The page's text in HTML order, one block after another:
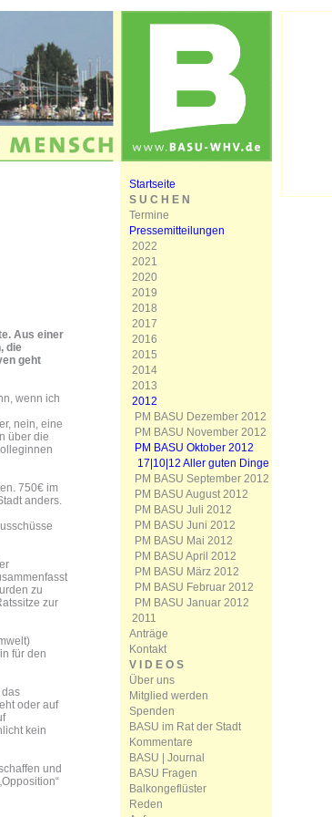
Aus einer
die
geht
wenn ich
nein, eine
über die
750€ im
anders.
zu
zur
für den
das
oder auf
kein
und
Startseite
S U C H E N
Termine
Pressemitteilungen
2022
2021
2020
2019
2018
2017
2016
2015
2014
2013
2012
PM BASU Dezember 2012
PM BASU November 2012
PM BASU Oktober 2012
17|10|12 Aller guten Dinge
PM BASU September 2012
PM BASU August 2012
PM BASU Juli 2012
PM BASU Juni 2012
PM BASU Mai 2012
PM BASU April 2012
PM BASU März 2012
PM BASU Februar 2012
PM BASU Januar 2012
2011
Anträge
Kontakt
V I D E O S
Über uns
Mitglied werden
Spenden
BASU im Rat der Stadt
Kommentare
BASU | Journal
BASU Fragen
Balkongeflüster
Reden